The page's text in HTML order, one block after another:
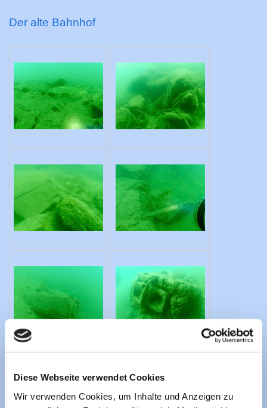
Diese Webseite verwendet Cookies
Wir verwenden Cookies, um Inhalte und Anzeigen zu
Der alte Bahnhof